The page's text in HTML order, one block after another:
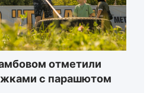
отметили
с парашютом